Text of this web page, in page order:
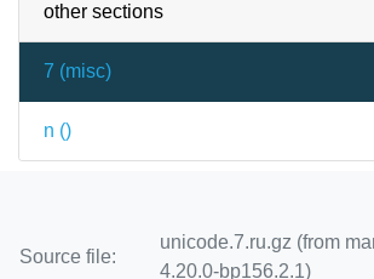
other sections
7 (misc)
n ()
Source file:
unicode.7.ru.gz (from
4.20.0-bp156.2.1)